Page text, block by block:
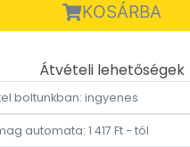
KOSÁRBA
Átvételi lehetőségek
boltunkban: ingyenes
automata: 1 417 Ft - tól